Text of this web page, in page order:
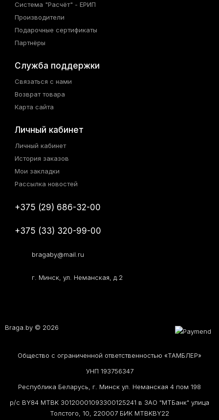
Система "Расчёт" - ЕРИП
Производители
Подарочные сертификаты
Партнёры
Служба поддержки
Связаться с нами
Возврат товара
Карта сайта
Личный кабинет
Личный кабинет
История заказов
Мои закладки
Рассылка новостей
+375 (29) 686-32-00
+375 (33) 320-99-00
bragaby@mail.ru
г. Минск, ул. Неманская, д.2
Braga.by © 2026
Общество с ограниченной ответственностью «ТАМБЛЕР»
УНП 193756347
Республика Беларусь, г. Минск ул. Неманская 4 пом 198
р/с BY84 MTBK 30120001093300125241 в ЗАО "МТБанк" улица
Толстого, 10, 220007 БИК MTBKBY22